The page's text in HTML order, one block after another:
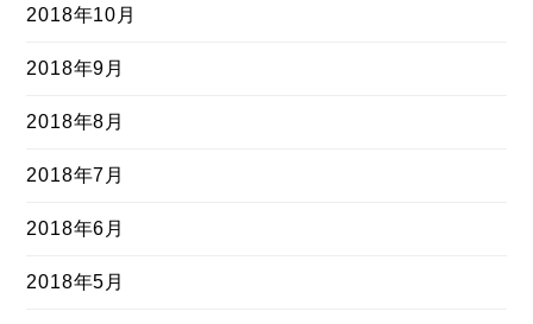
2018年10月
2018年9月
2018年8月
2018年7月
2018年6月
2018年5月